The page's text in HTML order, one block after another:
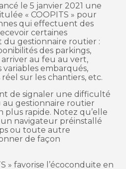
le 5 janvier 2021 une
« COOPITS » pour
qui effectuent des
certaines
du gestionnaire routier :
des parkings,
au feu au vert,
variables embarqués,
sur les chantiers, etc.
de signaler une difficulté
au gestionnaire routier
rapide. Notez qu’elle
navigateur préinstallé
ou toute autre
de façon
» favorise l’écoconduite en